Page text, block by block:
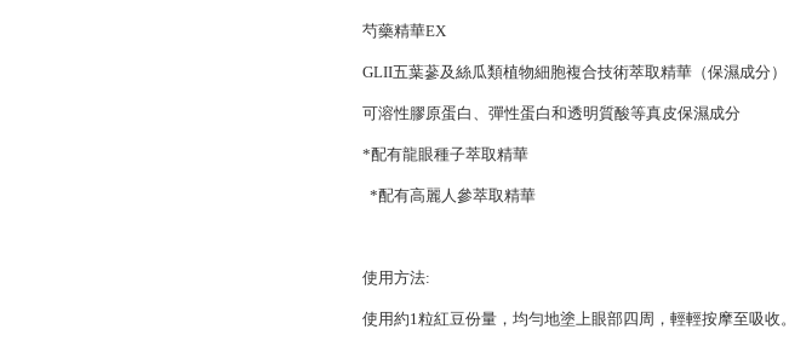
芍藥精華EX
GLII五葉蔘及絲瓜類植物細胞複合技術萃取精華（保濕成分）
可溶性膠原蛋白、彈性蛋白和透明質酸等真皮保濕成分
*配有龍眼種子萃取精華
*配有高麗人參萃取精華
使用方法:
使用約1粒紅豆份量，均勻地塗上眼部四周，輕輕按摩至吸收。